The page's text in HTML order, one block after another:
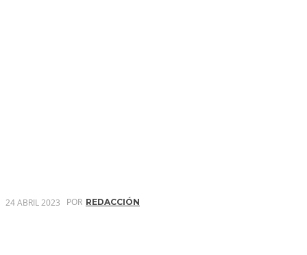
24 ABRIL 2023 POR REDACCIÓN